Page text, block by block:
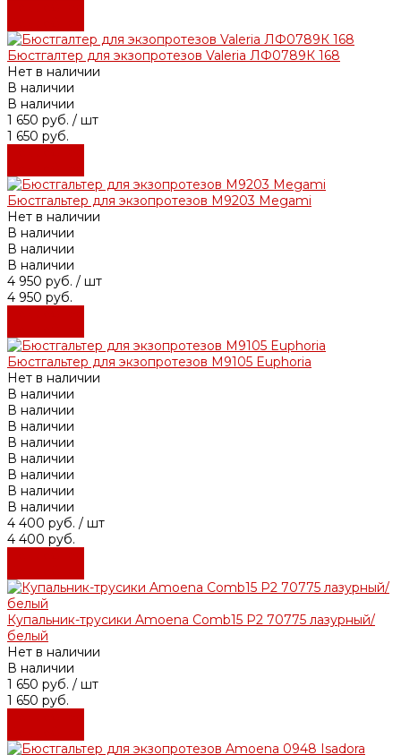
Бюстгалтер для экзопротезов Valeria ЛФ0789К 168
Нет в наличии
В наличии
В наличии
1 650 руб. / шт
1 650 руб.
Бюстгальтер для экзопротезов М9203 Megami
Нет в наличии
В наличии
В наличии
В наличии
4 950 руб. / шт
4 950 руб.
Бюстгальтер для экзопротезов М9105 Euphoria
Нет в наличии
В наличии
В наличии
В наличии
В наличии
В наличии
В наличии
В наличии
В наличии
4 400 руб. / шт
4 400 руб.
Купальник-трусики Amoena Comb15 P2 70775 лазурный/
белый
Нет в наличии
В наличии
1 650 руб. / шт
1 650 руб.